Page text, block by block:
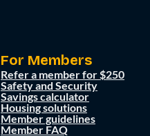
For Members
Refer a member for $250
Safety and Security
Savings calculator
Housing solutions
Member guidelines
Member FAQ